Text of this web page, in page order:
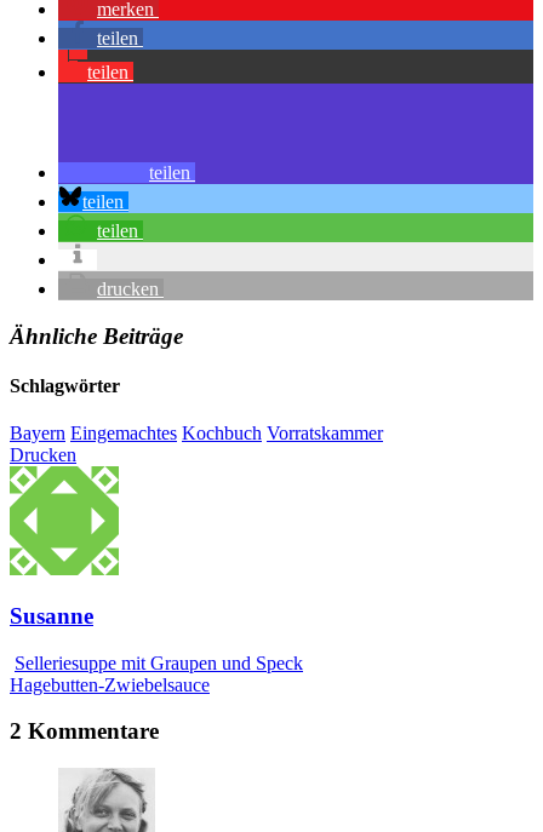
merken
teilen
teilen
teilen
teilen
teilen
drucken
Ähnliche Beiträge
Schlagwörter
Bayern Eingemachtes Kochbuch Vorratskammer
Drucken
Susanne
Selleriesuppe mit Graupen und Speck
Hagebutten-Zwiebelsauce
2 Kommentare